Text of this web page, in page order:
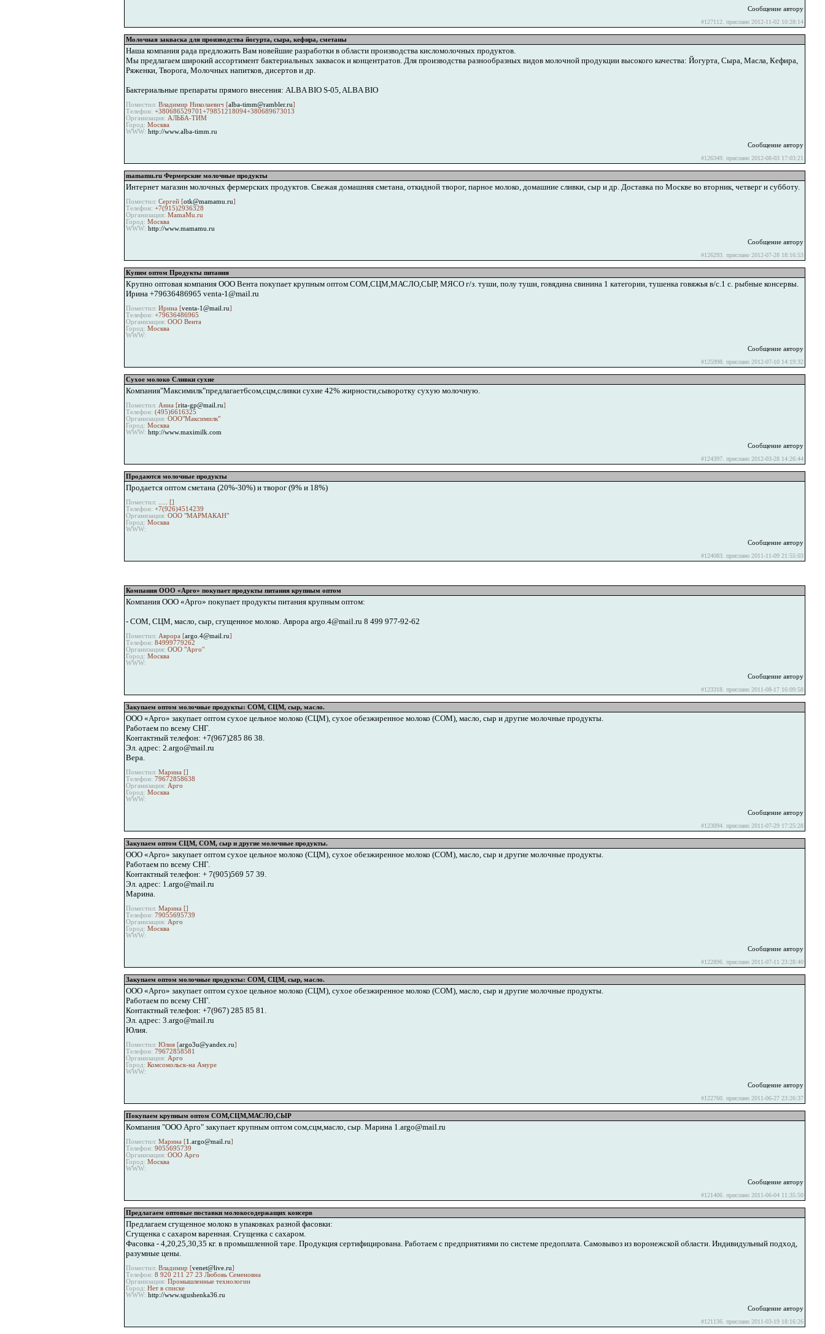
Сообщение автору
#127112. прислано 2012-11-02 10:28:14
Молочная закваска для производства йогурта, сыра, кефира, сметаны
Наша компания рада предложить Вам новейшие разработки в области производства кисломолочных продуктов.
Мы предлагаем широкий ассортимент бактериальных заквасок и концентратов. Для производства разнообразных видов молочной продукции высокого качества: Йогурта, Сыра, Масла, Кефира,
Ряженки, Творога, Молочных напитков, дисертов и др.
Бактериальные препараты прямого внесения: ALBA BIO S-05, ALBA BIO
Поместил: Владимир Николаевич [alba-timm@rambler.ru]
Телефон: +380686529701+79851218094+380689673013
Организация: АЛЬБА-ТИМ
Город: Москва
WWW: http://www.alba-timm.ru
Сообщение автору
#126349. прислано 2012-08-03 17:03:21
mamamu.ru Фермерские молочные продукты
Интернет магазин молочных фермерских продуктов. Свежая домашняя сметана, откидной творог, парное молоко, домашние сливки, сыр и др. Доставка по Москве во вторник, четверг и субботу.
Поместил: Сергей [otk@mamamu.ru]
Телефон: +7(915)2936328
Организация: MamaMu.ru
Город: Москва
WWW: http://www.mamamu.ru
Сообщение автору
#126293. прислано 2012-07-28 18:16:53
Купим оптом Продукты питания
Крупно оптовая компания ООО Вента покупает крупным оптом СОМ,СЦМ,МАСЛО,СЫР, МЯСО г/з. туши, полу туши, говядина свинина 1 категории, тушенка говяжья в/с.1 с. рыбные консервы.
Ирина +79636486965 venta-1@mail.ru
Поместил: Ирина [venta-1@mail.ru]
Телефон: +79636486965
Организация: ООО Вента
Город: Москва
WWW:
Сообщение автору
#125998. прислано 2012-07-10 14:19:32
Сухое молоко Сливки сухие
Компания"Максимилк"предлагает6сом,сцм,сливки сухие 42% жирности,сыворотку сухую молочную.
Поместил: Анна [rita-gp@mail.ru]
Телефон: (495)6616325
Организация: ООО"Максимилк"
Город: Москва
WWW: http://www.maximilk.com
Сообщение автору
#124397. прислано 2012-03-28 14:26:44
Продаются молочные продукты
Продается оптом сметана (20%-30%) и творог (9% и 18%)
Поместил: ..... []
Телефон: +7(926)4514239
Организация: ООО "МАРМАКАН"
Город: Москва
WWW:
Сообщение автору
#124083. прислано 2011-11-09 21:55:03
Компания ООО «Арго» покупает продукты питания крупным оптом
Компания ООО «Арго» покупает продукты питания крупным оптом:
- СОМ, СЦМ, масло, сыр, сгущенное молоко. Аврора argo.4@mail.ru 8 499 977-92-62
Поместил: Аврора [argo.4@mail.ru]
Телефон: 84999779262
Организация: ООО "Арго"
Город: Москва
WWW:
Сообщение автору
#123318. прислано 2011-08-17 16:09:58
Закупаем оптом молочные продукты: СОМ, СЦМ, сыр, масло.
ООО «Арго» закупает оптом сухое цельное молоко (СЦМ), сухое обезжиренное молоко (СОМ), масло, сыр и другие молочные продукты.
Работаем по всему СНГ.
Контактный телефон: +7(967)285 86 38.
Эл. адрес: 2.argo@mail.ru
Вера.
Поместил: Марина []
Телефон: 79672858638
Организация: Арго
Город: Москва
WWW:
Сообщение автору
#123094. прислано 2011-07-29 17:25:28
Закупаем оптом СЦМ, СОМ, сыр и другие молочные продукты.
ООО «Арго» закупает оптом сухое цельное молоко (СЦМ), сухое обезжиренное молоко (СОМ), масло, сыр и другие молочные продукты.
Работаем по всему СНГ.
Контактный телефон: + 7(905)569 57 39.
Эл. адрес: 1.argo@mail.ru
Марина.
Поместил: Марина []
Телефон: 79055695739
Организация: Арго
Город: Москва
WWW:
Сообщение автору
#122896. прислано 2011-07-11 23:28:40
Закупаем оптом молочные продукты: СОМ, СЦМ, сыр, масло.
ООО «Арго» закупает оптом сухое цельное молоко (СЦМ), сухое обезжиренное молоко (СОМ), масло, сыр и другие молочные продукты.
Работаем по всему СНГ.
Контактный телефон: +7(967) 285 85 81.
Эл. адрес: 3.argo@mail.ru
Юлия.
Поместил: Юлия [argo3u@yandex.ru]
Телефон: 79672858581
Организация: Арго
Город: Комсомольск-на Амуре
WWW:
Сообщение автору
#122760. прислано 2011-06-27 23:26:37
Покупаем крупным оптом СОМ,СЦМ,МАСЛО,СЫР
Компания "ООО Арго" закупает крупным оптом сом,сцм,масло, сыр. Марина 1.argo@mail.ru
Поместил: Марина [1.argo@mail.ru]
Телефон: 9055695739
Организация: ООО Арго
Город: Москва
WWW:
Сообщение автору
#121406. прислано 2011-06-04 11:35:50
Предлагаем оптовые поставки молокосодержащих консерв
Предлагаем сгущенное молоко в упаковках разной фасовки:
Сгущенка с сахаром варенная. Сгущенка с сахаром.
Фасовка - 4,20,25,30,35 кг. в промышленной таре. Продукция сертифицирована. Работаем с предприятиями по системе предоплата. Самовывоз из воронежской области. Индивидульный подход,
разумные цены.
Поместил: Владимир [venet@live.ru]
Телефон: 8 920 211 27 23 Любовь Семеновна
Организация: Промышленные технологии
Город: Нет в списке
WWW: http://www.sgushenka36.ru
Сообщение автору
#121136. прислано 2011-03-19 18:16:26